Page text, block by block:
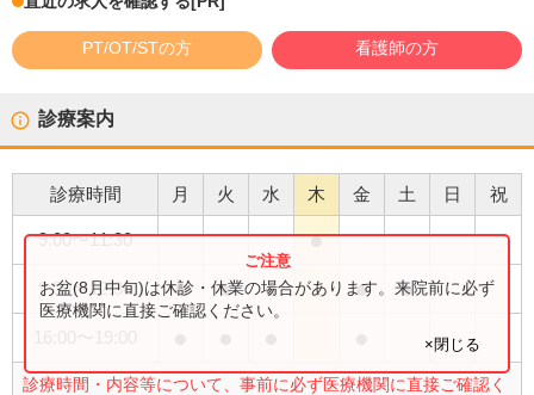
PT/OT/STの方 看護師の方
診療案内
診療時間 月 火 水 木 金 土 日 祝
9:00〜11:30 ●
9:00〜12:30 ● ● ● ● ●
診療時間・内容等について、事前に必ず医療機関に直接ご確認く
お盆(8月中旬)は休診・休業の場合があります。来院前に必ず
医療機関に直接ご確認ください。
×閉じる